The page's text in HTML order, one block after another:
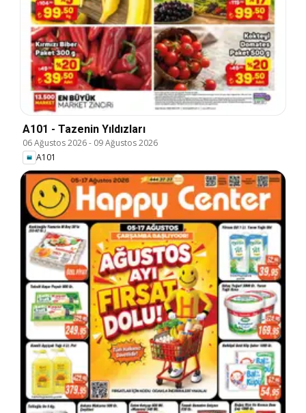
A101 - Tazenin Yıldızları
06 Ağustos 2026- 09 Ağustos 2026
A101